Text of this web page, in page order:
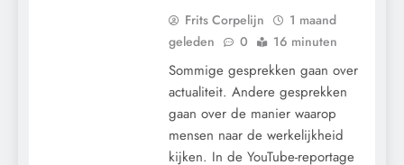
Frits Corpelijn
1 maand
geleden
0 16 minuten
Sommige gesprekken gaan over
actualiteit. Andere gesprekken
gaan over de manier waarop
mensen naar de werkelijkheid
kijken. In de YouTube-reportage